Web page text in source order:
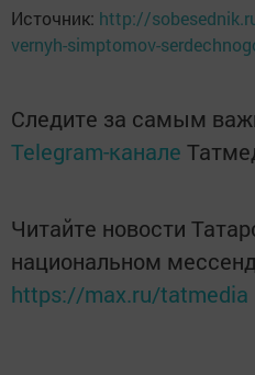
Источник: http://
vernyh-simptomov-
Следите за самым
Telegram-канале
Читайте новости
национальном
https://max.ru/tatmedia